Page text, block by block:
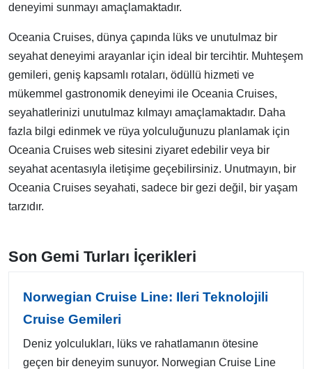
deneyimi sunmayı amaçlamaktadır.
Oceania Cruises, dünya çapında lüks ve unutulmaz bir
seyahat deneyimi arayanlar için ideal bir tercihtir. Muhteşem
gemileri, geniş kapsamlı rotaları, ödüllü hizmeti ve
mükemmel gastronomik deneyimi ile Oceania Cruises,
seyahatlerinizi unutulmaz kılmayı amaçlamaktadır. Daha
fazla bilgi edinmek ve rüya yolculuğunuzu planlamak için
Oceania Cruises web sitesini ziyaret edebilir veya bir
seyahat acentasıyla iletişime geçebilirsiniz. Unutmayın, bir
Oceania Cruises seyahati, sadece bir gezi değil, bir yaşam
tarzıdır.
Son Gemi Turları İçerikleri
Norwegian Cruise Line: Ileri Teknolojili
Cruise Gemileri
Deniz yolculukları, lüks ve rahatlamanın ötesine
geçen bir deneyim sunuyor. Norwegian Cruise Line